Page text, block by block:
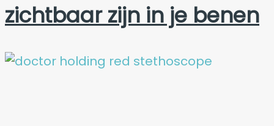
zichtbaar zijn in je benen